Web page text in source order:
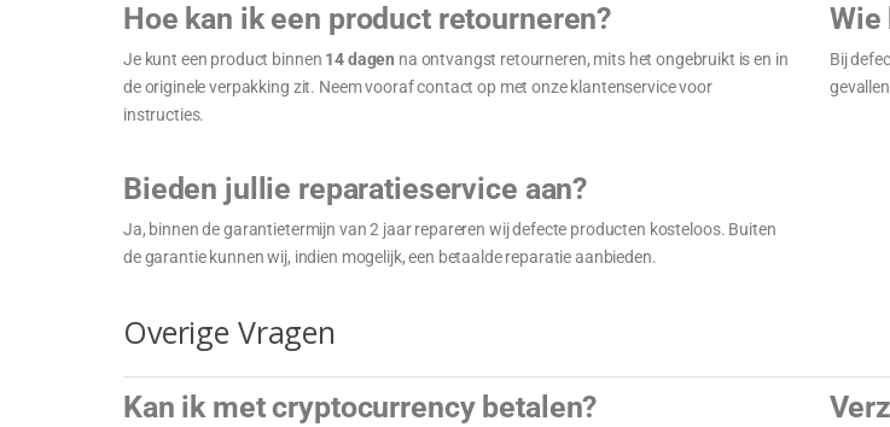
Hoe kan ik een product retourneren?
Je kunt een product binnen 14 dagen na ontvangst retourneren, mits het ongebruikt is en in
de originele verpakking zit. Neem vooraf contact op met onze klantenservice voor
instructies.
Wie
Bij
Bieden jullie reparatieservice aan?
Ja, binnen de garantietermijn van 2 jaar repareren wij defecte producten kosteloos. Buiten
de garantie kunnen wij, indien mogelijk, een betaalde reparatie aanbieden.
Overige Vragen
Kan ik met cryptocurrency betalen?